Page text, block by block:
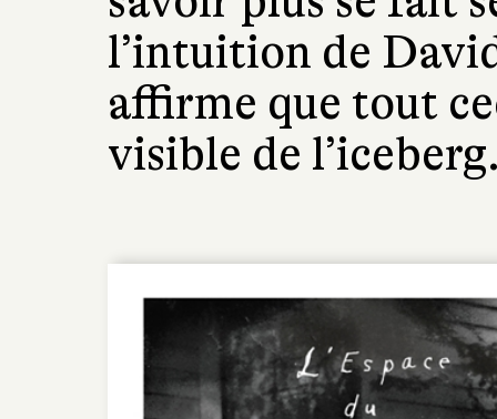
l’intuition de
affirme que tout
visible de